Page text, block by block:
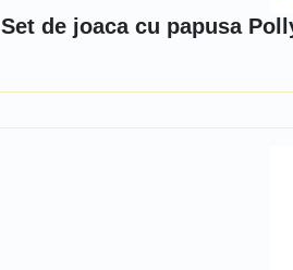
Set de joaca cu papusa